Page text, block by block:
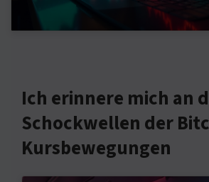
Ich erinnere mich an
Schockwellen der
Kursbewegungen